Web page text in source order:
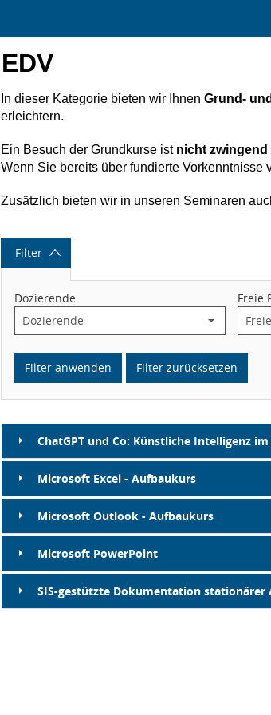
EDV
In dieser Kategorie bieten wir Ihnen Grund-
erleichtern.
Ein Besuch der Grundkurse ist nicht
Wenn Sie bereits über fundierte Vorkenntnisse
Zusätzlich bieten wir in unseren Seminaren
Filter
Dozierende Freie
Filter anwenden Filter zurücksetzen
ChatGPT und Co: Künstliche Intelligenz
Microsoft Excel - Aufbaukurs
Microsoft Outlook - Aufbaukurs
Microsoft PowerPoint
SIS-gestützte Dokumentation